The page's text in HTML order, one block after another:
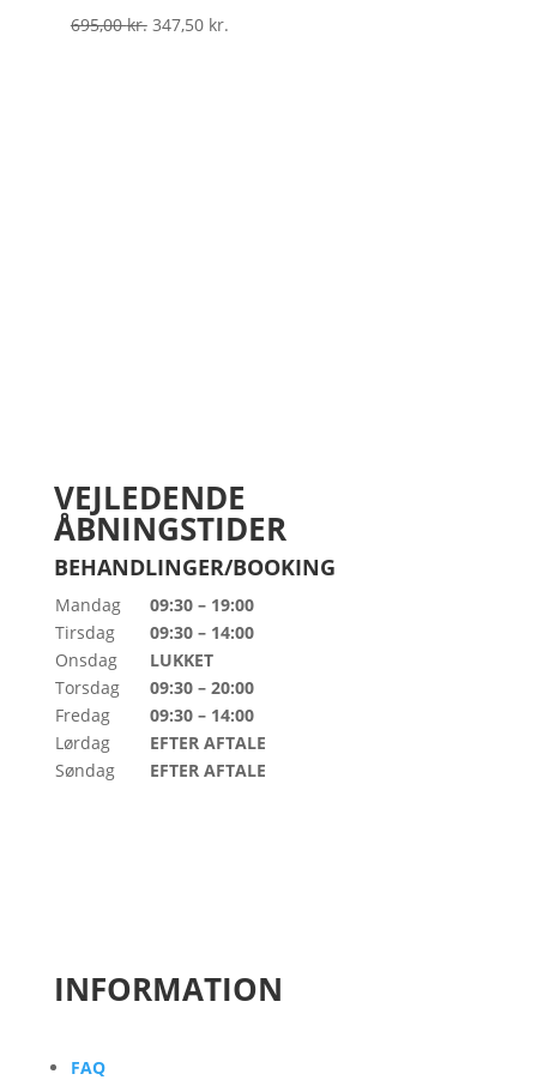
695,00kr. Den
347,50 kr.Den
VEJLEDENDE
ÅBNINGSTIDER
BEHANDLINGER/BOOKING
Mandag
Tirsdag
Onsdag
Torsdag
Fredag
Lørdag
Søndag
09:30 – 19:00
09:30 – 14:00
LUKKET
09:30 – 20:00
09:30 – 14:00
EFTER AFTALE
EFTER AFTALE
INFORMATION
FAQ